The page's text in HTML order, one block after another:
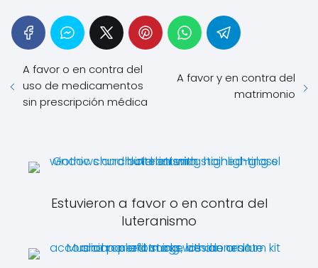
A favor o en contra del
uso de medicamentos
sin prescripción médica
A favor y en contra del
matrimonio
Estuvieron a favor o en contra del
luteranismo